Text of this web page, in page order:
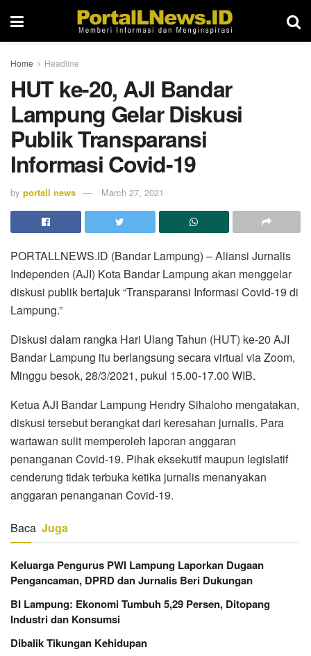
Home Headline
HUT ke-20, AJI Bandar
Lampung Gelar Diskusi
Publik Transparansi
Informasi Covid-19
by portall news March 27, 2021
PORTALLNEWS.ID (Bandar Lampung) – Aliansi Jurnalis
Independen (AJI) Kota Bandar Lampung akan menggelar
diskusi publik bertajuk “Transparansi Informasi Covid-19 di
Lampung.”
Diskusi dalam rangka Hari Ulang Tahun (HUT) ke-20 AJI
Bandar Lampung itu berlangsung secara virtual via Zoom,
Minggu besok, 28/3/2021, pukul 15.00-17.00 WIB.
Ketua AJI Bandar Lampung Hendry Sihaloho mengatakan,
diskusi tersebut berangkat dari keresahan jurnalis. Para
wartawan sulit memperoleh laporan anggaran
penanganan Covid-19. Pihak eksekutif maupun legislatif
cenderung tidak terbuka ketika jurnalis menanyakan
anggaran penanganan Covid-19.
Baca Juga
Keluarga Pengurus PWI Lampung Laporkan Dugaan
Pengancaman, DPRD dan Jurnalis Beri Dukungan
BI Lampung: Ekonomi Tumbuh 5,29 Persen, Ditopang
Industri dan Konsumsi
Dibalik Tikungan Kehidupan